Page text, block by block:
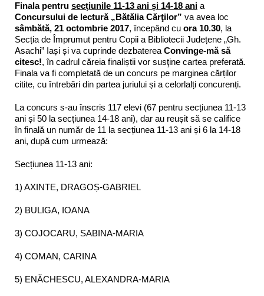
Finala pentru secțiunile 11-13 ani și 14-18 ani a
Concursului de lectură „Bătălia Cărţilor” va avea loc
sâmbătă, 21 octombrie 2017, începând cu ora 10.30, la
Secția de Împrumut pentru Copii a Bibliotecii Județene „Gh.
Asachi” Iași și va cuprinde dezbaterea Convinge-mă să
citesc!, în cadrul căreia finaliștii vor susţine cartea preferată.
Finala va fi completată de un concurs pe marginea cărților
citite, cu întrebări din partea juriului și a celorlalți concurenți.
La concurs s-au înscris 117 elevi (67 pentru secțiunea 11-13
ani și 50 la secțiunea 14-18 ani), dar au reușit să se califice
în finală un număr de 11 la secțiunea 11-13 ani și 6 la 14-18
ani, după cum urmează:
Secțiunea 11-13 ani:
1) AXINTE, DRAGOȘ-GABRIEL
2) BULIGA, IOANA
3) COJOCARU, SABINA-MARIA
4) COMAN, CARINA
5) ENĂCHESCU, ALEXANDRA-MARIA